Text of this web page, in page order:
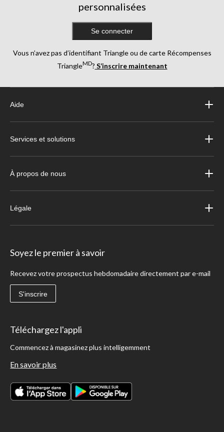
personnalisées
Se connecter
Vous n’avez pas d’identifiant Triangle ou de carte Récompenses
TriangleMD? S’inscrire maintenant
Aide
Services et solutions
À propos de nous
Légale
Soyez le premier à savoir
Recevez votre prospectus hebdomadaire directement par e-mail
S'inscrire
Téléchargez l'appli
Commencez à magasinez plus intelligemment
En savoir plus